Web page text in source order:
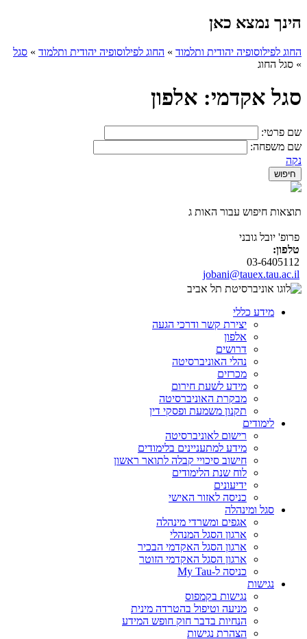
הינך נמצא כאן
החוג לפילוסופיה יהודית ותלמוד » החוג לפילוסופיה יהודית ותלמוד » סגל
» סגל החוג
סגל אקדמי: אלפון
שם פרטי:
שם משפחה:
נקה
תוצאות חיפוש עבור האות ג
פרופ' יובל גובני
טלפון:
03-6405112
jobani@tauex.tau.ac.il
מידע כללי
יצירת קשר ודרכי הגעה
אלפון
דרושים
נהלי האוניברסיטה
מכרזים
מידע לשעת חירום
מבקרת האוניברסיטה
תקנון משמעת ופסקי דין
לימודים
רישום לאוניברסיטה
מידע למתעניינים בלימודים
חישוב סיכויי קבלה לתואר ראשון
לוח שנת הלימודים
ידיעונים
כניסה לאזור האישי
סגל ומינהלה
אגפים ומשרדי מינהלה
ארגון הסגל המנהלי
ארגון הסגל האקדמי הבכיר
ארגון הסגל האקדמי הזוטר
כניסה ל-My Tau
נגישות
נגישות בקמפוס
מניעה וטיפול בהטרדה מינית
הנחיות בדבר חוק חופש המידע
הצהרת נגישות